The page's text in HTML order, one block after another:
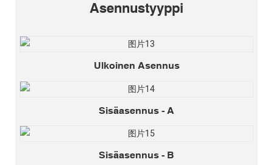
Asennustyyppi
Ulkoinen Asennus
Sisäasennus - A
Sisäasennus - B